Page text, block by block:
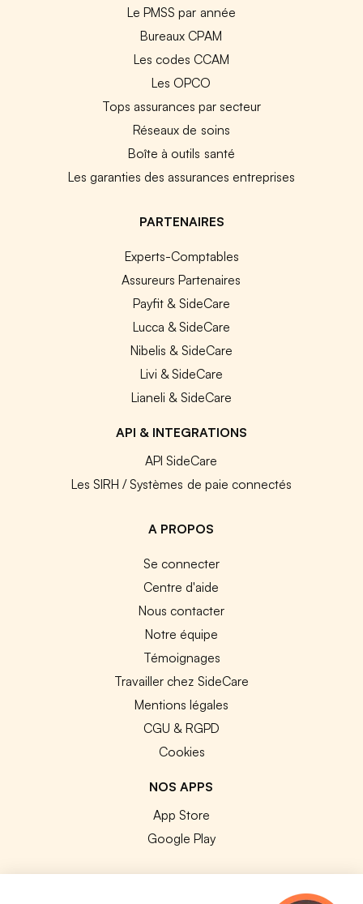
Le PMSS par année
Bureaux CPAM
Les codes CCAM
Les OPCO
Tops assurances par secteur
Réseaux de soins
Boîte à outils santé
Les garanties des assurances entreprises
PARTENAIRES
Experts-Comptables
Assureurs Partenaires
Payfit & SideCare
Lucca & SideCare
Nibelis & SideCare
Livi & SideCare
Lianeli & SideCare
API & INTEGRATIONS
API SideCare
Les SIRH / Systèmes de paie connectés
A PROPOS
Se connecter
Centre d'aide
Nous contacter
Notre équipe
Témoignages
Travailler chez SideCare
Mentions légales
CGU & RGPD
Cookies
NOS APPS
App Store
Google Play